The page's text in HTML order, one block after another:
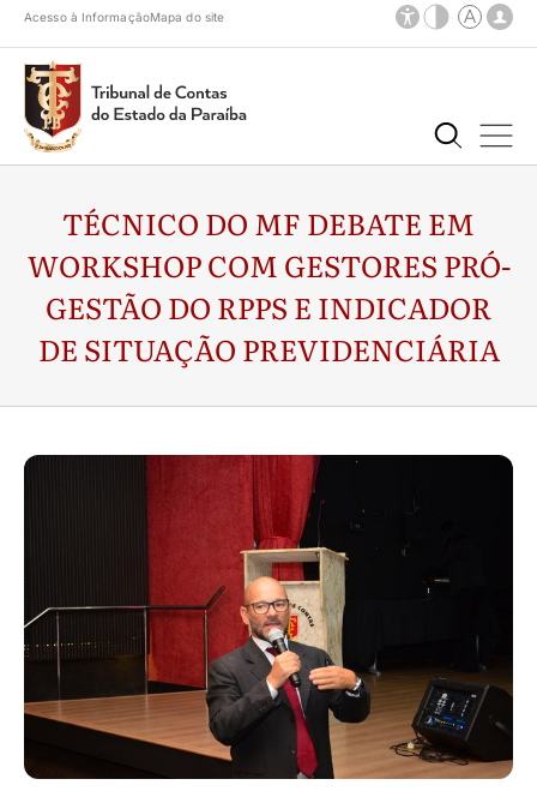
Acesso à InformaçãoMapa do site
TÉCNICO DO MF DEBATE EM
WORKSHOP COM GESTORES PRÓ-
GESTÃO DO RPPS E INDICADOR
DE SITUAÇÃO PREVIDENCIÁRIA